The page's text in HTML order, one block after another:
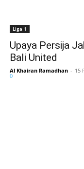
Liga 1
Upaya Persija
Bali United
Al Khairan Ramadhan - 15
0